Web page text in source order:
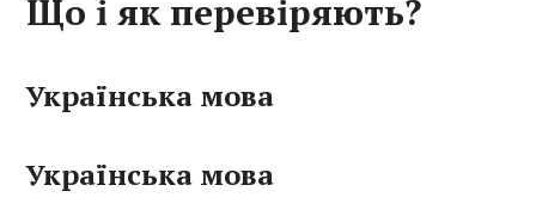
Що і як перевіряють?
Українська мова
Українська мова